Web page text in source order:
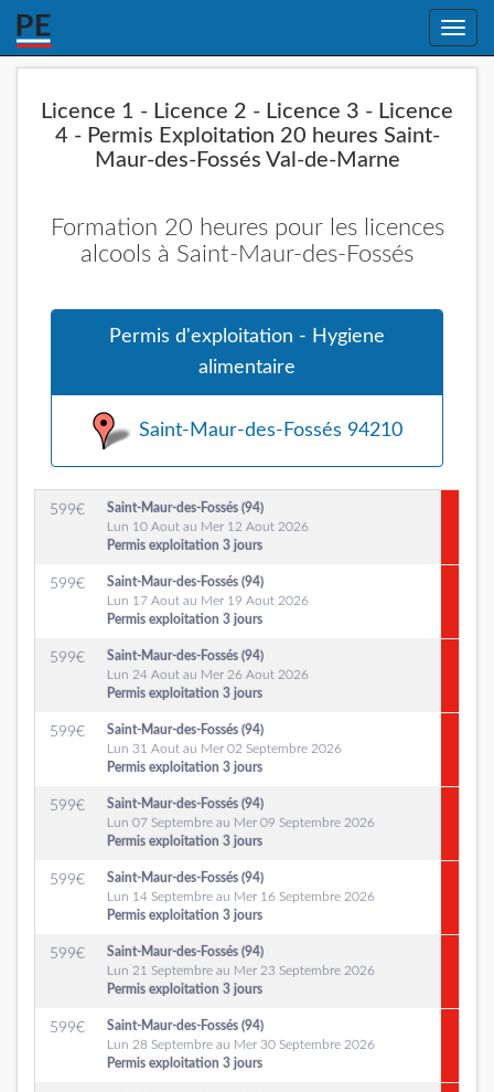
Toggle
Licence 1 - Licence 2 - Licence 3 - Licence
4 - Permis Exploitation 20 heures Saint-
Maur-des-Fossés Val-de-Marne
Formation 20 heures pour les licences
alcools à Saint-Maur-des-Fossés
Permis d'exploitation - Hygiene
alimentaire
Saint-Maur-des-Fossés 94210
599€
Saint-Maur-des-Fossés (94)
Lun 10 Aout au Mer 12 Aout 2026
Permis exploitation 3 jours
599€
Saint-Maur-des-Fossés (94)
Lun 17 Aout au Mer 19 Aout 2026
Permis exploitation 3 jours
599€
Saint-Maur-des-Fossés (94)
Lun 24 Aout au Mer 26 Aout 2026
Permis exploitation 3 jours
599€
Saint-Maur-des-Fossés (94)
Lun 31 Aout au Mer 02 Septembre 2026
Permis exploitation 3 jours
599€
Saint-Maur-des-Fossés (94)
Lun 07 Septembre au Mer 09 Septembre 2026
Permis exploitation 3 jours
599€
Saint-Maur-des-Fossés (94)
Lun 14 Septembre au Mer 16 Septembre 2026
Permis exploitation 3 jours
599€
Saint-Maur-des-Fossés (94)
Lun 21 Septembre au Mer 23 Septembre 2026
Permis exploitation 3 jours
599€
Saint-Maur-des-Fossés (94)
Lun 28 Septembre au Mer 30 Septembre 2026
Permis exploitation 3 jours